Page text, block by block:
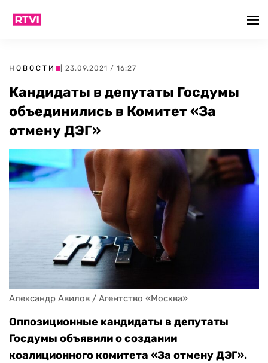
НОВОСТИ | 23.09.2021 / 16:27
Кандидаты в депутаты Госдумы
объединились в Комитет «За
отмену ДЭГ​​»
Александр Авилов / Агентство «Москва»
Оппозиционные кандидаты в депутаты
Госдумы объявили о создании
коалиционного комитета «За отмену ДЭГ».